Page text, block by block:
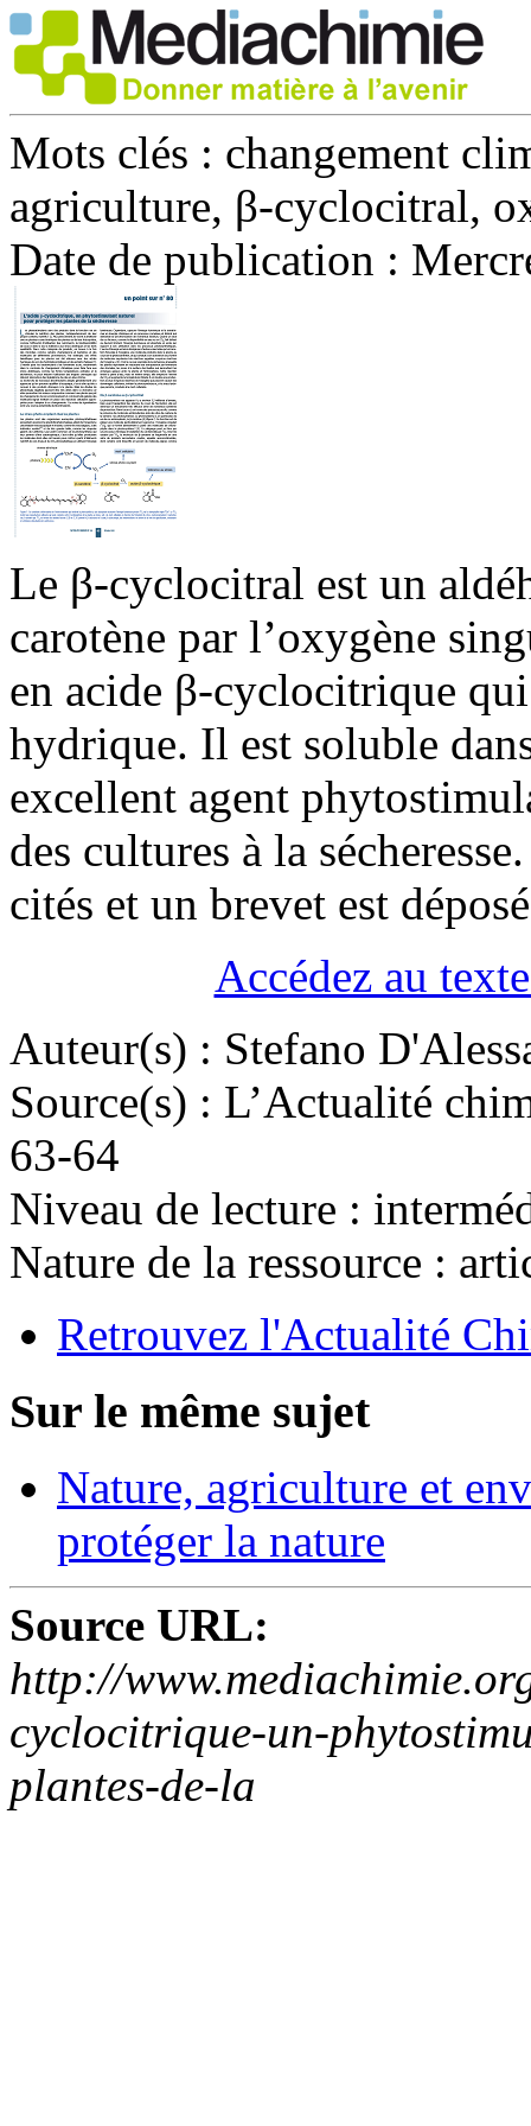
Mots clés : changement
agriculture, β-cyclocitral,
Date de publication :
Le β-cyclocitral est un
carotène par l’oxygène
en acide β-cyclocitrique
hydrique. Il est soluble
excellent agent
des cultures à la
cités et un brevet est
Accédez au
Auteur(s) : Stefano
Source(s) : L’Actualité
63-64
Niveau de lecture :
Nature de la ressource :
Retrouvez l'Actualité
Sur le même sujet
Nature, agriculture et
protéger la nature
Source URL:
http://
cyclocitrique-un-
plantes-de-la